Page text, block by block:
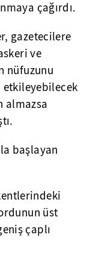
çağırdı.
gazetecilere
ve
nüfuzunu
etkileyebilecek
almazsa
başlayan
üst
çaplı